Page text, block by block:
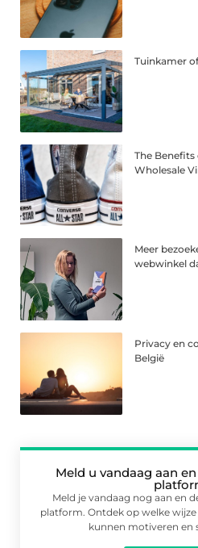
Tuinkamer
The
Wholesale
Meer
webwinkel
Privacy en
België
Meld u vandaag aan
Meld je vandaag nog aan en
platform. Ontdek op welke
kunnen motiveren en